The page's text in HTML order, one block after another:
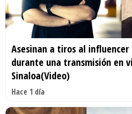
Asesinan a tiros al influencer
durante una transmisión en
Sinaloa(Video)
Hace 1 día